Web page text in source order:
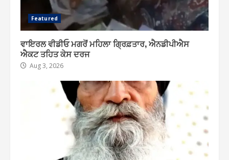
Featured
ਵਾਇਰਲ ਵੀਡੀਓ ਮਗਰੋਂ ਮਹਿਲਾ ਗ੍ਰਿਫ਼ਤਾਰ, ਐਨਡੀਪੀਐਸ
ਐਕਟ ਤਹਿਤ ਕੇਸ ਦਰਜ
Aug 3, 2026